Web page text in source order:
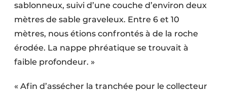
Software
Techniques ferroviaires
Travaux ferroviaires
sablonneux, suivi d’une couche d’environ deux
mètres de sable graveleux. Entre 6 et 10
mètres, nous étions confrontés à de la roche
érodée. La nappe phréatique se trouvait à
faible profondeur. »
« Afin d’assécher la tranchée pour le collecteur